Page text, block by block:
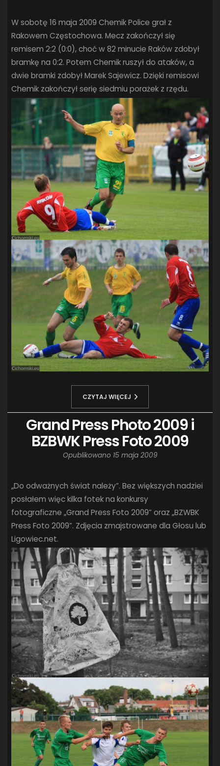
W sobotę 16 maja 2009 Chemik Police grał z
Rakowem Częstochowa. Mecz zakończył się
remisem 2:2 (0:0), choć w 82 minucie Raków zdobył
bramkę na 0:2. Potem Chemik ruszył do ataków, a
dwie bramki zdobył Marek Sajewicz. Dzięki remisowi
Chemik zakończył serię siedmiu porażek z rzędu.
CZYTAJ WIĘCEJ
Grand Press Photo 2009 i
BZBWK Press Foto 2009
Opublikowano 15 maja 2009
„Do odważnych świat należy”. Bez większych nadziei
posłałem więc kilka fotek na konkursy
fotograficzne „Grand Press Foto 2009” oraz „BZWBK
Press Foto 2009”. Zdjęcia zmajstrowane dla Głosu lub
Ligowiec.net.